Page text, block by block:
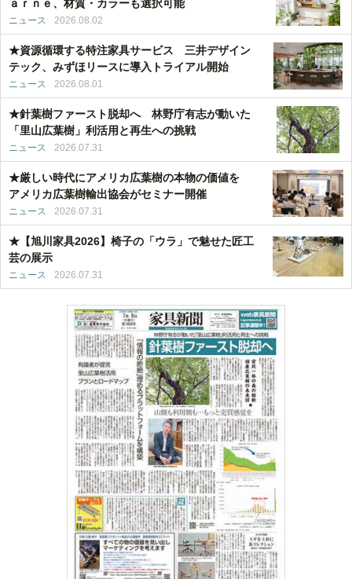
ａｒｎｅ、材質・カラーも選択可能
ニュース 2026.08.02
★資源循環する特注家具サービス 三井デザイン
テック、みずほリースに導入トライアル開始
ニュース 2026.08.01
★針葉樹ファースト脱却へ 林野庁有志が動いた
「里山広葉樹」利活用と再生への挑戦
ニュース 2026.07.31
★厳しい時代にアメリカ広葉樹の本物の価値を
アメリカ広葉樹輸出協会がセミナー開催
ニュース 2026.07.31
★【旭川家具2026】椅子の「ウラ」で魅せた匠工
芸の展示
ニュース 2026.07.31